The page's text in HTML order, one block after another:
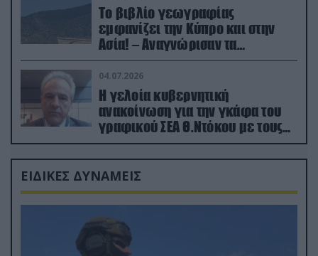
Το βιβλίο γεωγραφίας
εμφανίζει την Κύπρο και στην
Ασία! – Αναγνώρισαν τα
κατεχόμενα; (φωτο)
04.07.2026
Η γελοία κυβερνητική
ανακοίνωση για την γκάφα του
γραφικού ΣΕΑ Θ.Ντόκου με τους
Ρώσους φαρσέρ
ΕΙΔΙΚΕΣ ΔΥΝΑΜΕΙΣ